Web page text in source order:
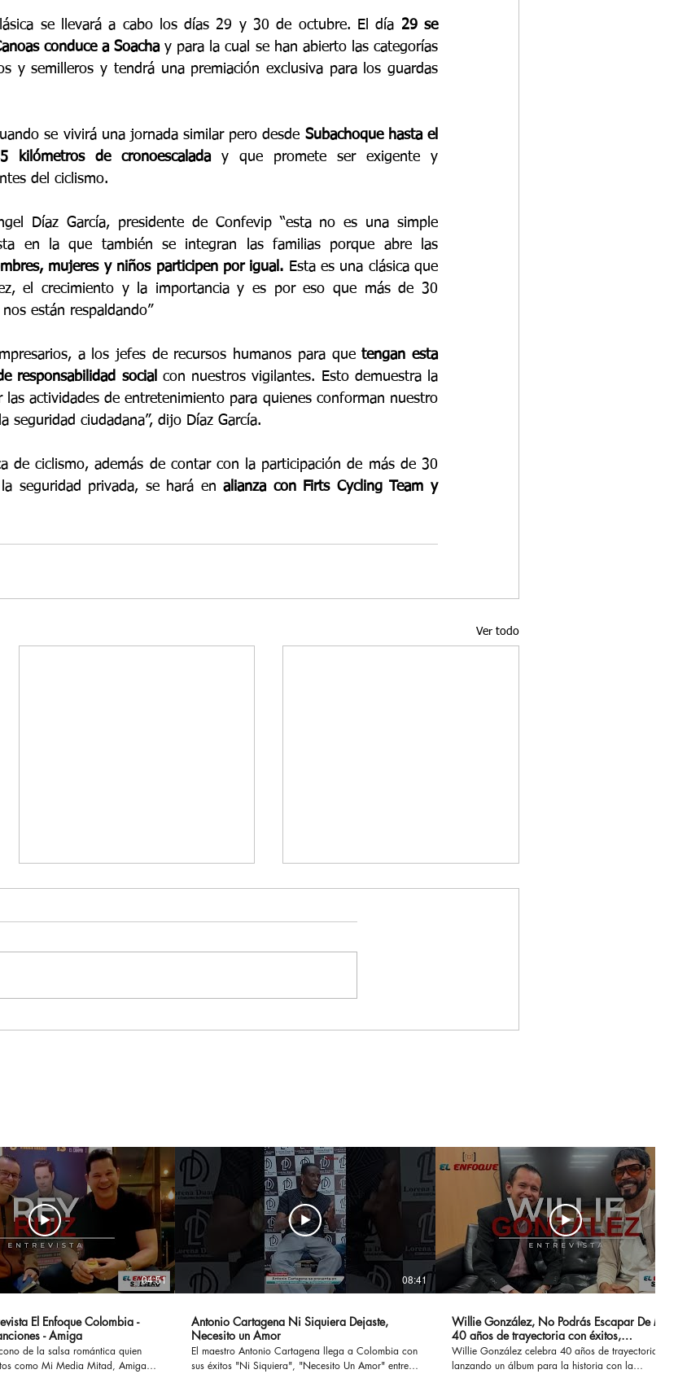
se llevará a cabo los días 29 y 30 de octubre. El día 29 se
conduce a Soacha y para la cual se han abierto las categorías
y semilleros y tendrá una premiación exclusiva para los guardas
se vivirá una jornada similar pero desde Subachoque hasta el
kilómetros de cronoescalada y que promete ser exigente y
del ciclismo.
Díaz García, presidente de Confevip “esta no es una simple
en la que también se integran las familias porque abre las
mujeres y niños participen por igual. Esta es una clásica que
el crecimiento y la importancia y es por eso que más de 30
están respaldando”
a los jefes de recursos humanos para que tengan esta
responsabilidad social
con nuestros vigilantes. Esto demuestra la
las actividades de entretenimiento para quienes conforman nuestro
seguridad ciudadana”, dijo Díaz García.
de ciclismo, además de contar con la participación de más de 30
seguridad privada, se hará en alianza con Firts Cycling Team y
Ver todo
Hasta La Vista, Baby:
Parque Arauco consolida
04:51
El Enfoque Colombia -
- Amiga
de la salsa romántica quien
como Mi Media Mitad, Amiga,
08:41
Antonio Cartagena Ni Siquiera Dejaste,
Necesito un Amor
El maestro Antonio Cartagena llega a Colombia con
sus éxitos "Ni Siquiera", "Necesito Un Amor" entre
Willie González, No Podrás Escapar De Mi -
40 años de trayectoria con éxitos,
sensualidad y erotismo
Willie González celebra 40 años de trayectoria
lanzando un álbum para la historia con la